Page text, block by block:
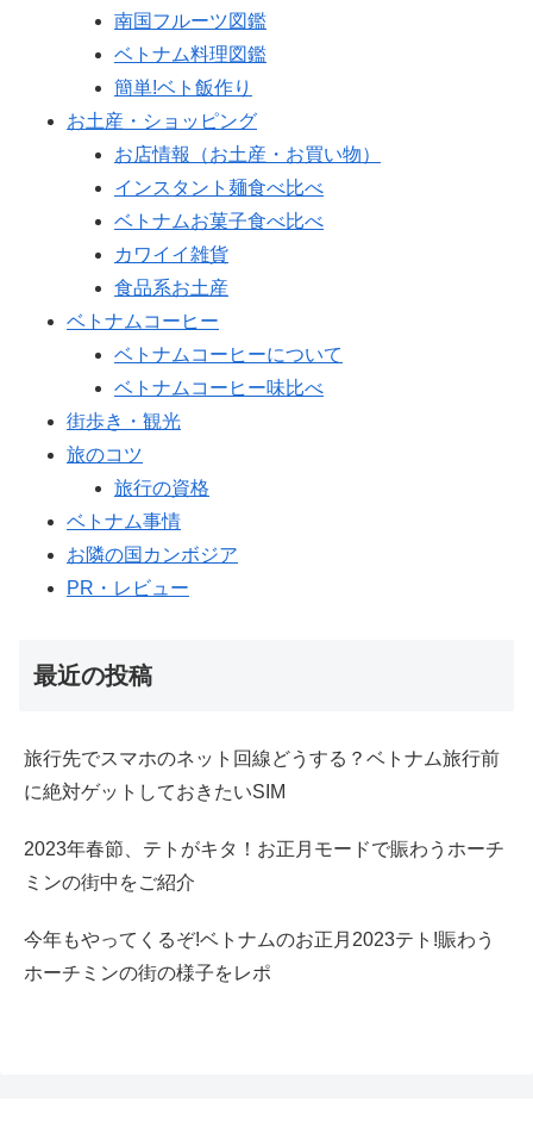
南国フルーツ図鑑
ベトナム料理図鑑
簡単!ベト飯作り
お土産・ショッピング
お店情報（お土産・お買い物）
インスタント麺食べ比べ
ベトナムお菓子食べ比べ
カワイイ雑貨
食品系お土産
ベトナムコーヒー
ベトナムコーヒーについて
ベトナムコーヒー味比べ
街歩き・観光
旅のコツ
旅行の資格
ベトナム事情
お隣の国カンボジア
PR・レビュー
最近の投稿
旅行先でスマホのネット回線どうする？ベトナム旅行前
に絶対ゲットしておきたいSIM
2023年春節、テトがキタ！お正月モードで賑わうホーチ
ミンの街中をご紹介
今年もやってくるぞ!ベトナムのお正月2023テト!賑わう
ホーチミンの街の様子をレポ